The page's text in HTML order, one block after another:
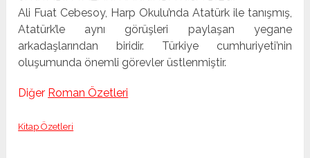
Ali Fuat Cebesoy, Harp Okulu’nda Atatürk ile tanışmış,
Atatürk’le aynı görüşleri paylaşan yegane
arkadaşlarından biridir. Türkiye cumhuriyeti’nin
oluşumunda önemli görevler üstlenmiştir.
Diğer Roman Özetleri
Kitap Özetleri